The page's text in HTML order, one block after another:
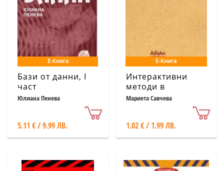
Е-Книга
Бази от данни, I
част
Юлиана Пенева
5.11 € / 9.99 ЛВ.
Е-Книга
Интерактивни
методи в
обучението по
Мариета Савчева
1.02 € / 1.99 ЛВ.